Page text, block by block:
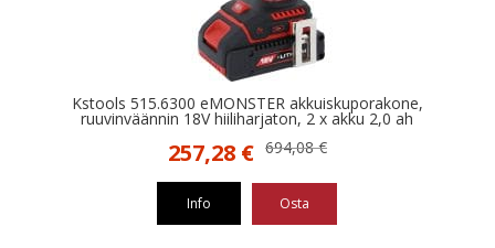
Kstools 515.6300 eMONSTER akkuiskuporakone,
ruuvinväännin 18V hiiliharjaton, 2 x akku 2,0 ah
694,08€
Alkuperäinen
694,08 €.
257,28 €Nykyinen
257,28 €.
Info Osta